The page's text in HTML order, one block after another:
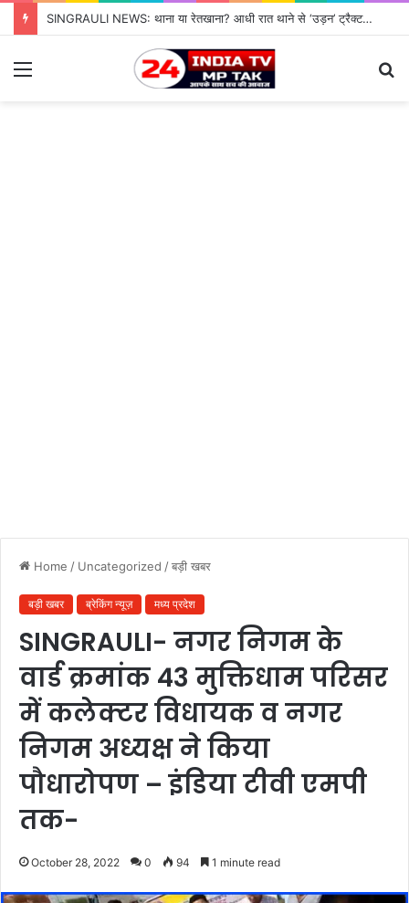
SINGRAULI NEWS: थाना या रेतखाना? आधी रात थाने से ‘उड़न’ ट्रैक्टर, जियावन पुलिस के पहरे में माफिया पास रेत माफिया के आगे नतमस्तक सिस्टम, सुशासन की पोल खोलती जियावन थाने की सनसनीखेज कहानी
Menu
Home / Uncategorized /बड़ी खबर
बड़ी खबर ब्रेकिंग न्यूज़ मध्य प्रदेश
SINGRAULI- नगर निगम के
वार्ड क्रमांक 43 मुक्तिधाम परिसर
में कलेक्टर विधायक व नगर
निगम अध्यक्ष ने किया
पौधारोपण – इंडिया टीवी एमपी
तक-
October 28, 2022 0 94 1 minute read